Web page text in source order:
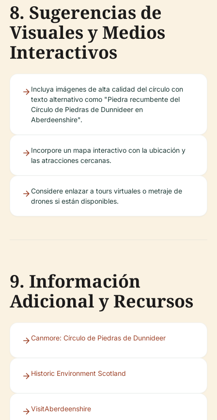
8. Sugerencias de
Visuales y Medios
Interactivos
Incluya imágenes de alta calidad del círculo con
texto alternativo como "Piedra recumbente del
Círculo de Piedras de Dunnideer en
Aberdeenshire".
Incorpore un mapa interactivo con la ubicación y
las atracciones cercanas.
Considere enlazar a tours virtuales o metraje de
drones si están disponibles.
9. Información
Adicional y Recursos
Canmore: Círculo de Piedras de Dunnideer
Historic Environment Scotland
VisitAberdeenshire